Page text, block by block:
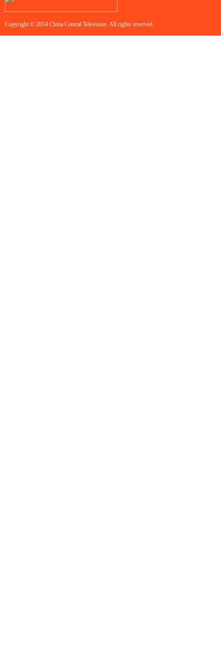
Copyright © 2014 China Central Television. All rights reserved.